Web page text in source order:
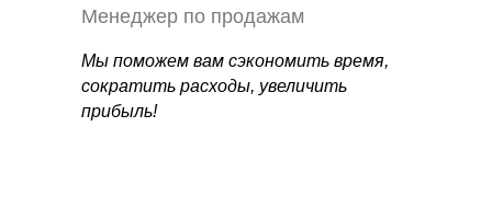
Менеджер по продажам
Мы поможем вам сэкономить время,
сократить расходы, увеличить
прибыль!